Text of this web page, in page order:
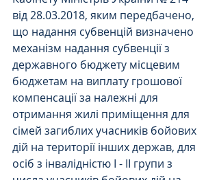
від 28.03.2018, яким передбачено,
що надання субвенцій визначено
механізм надання субвенції з
державного бюджету місцевим
бюджетам на виплату грошової
компенсації за належні для
отримання жилі приміщення для
сімей загиблих учасників бойових
дій на території інших держав, для
осіб з інвалідністю I - II групи з